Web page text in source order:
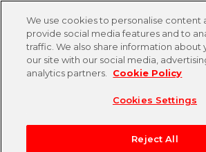
We use cookies to personalise content
provide social media features and to
traffic. We also share information about
our site with our social media,
analytics partners.
Cookie Policy
Cookies Settings
Reject All